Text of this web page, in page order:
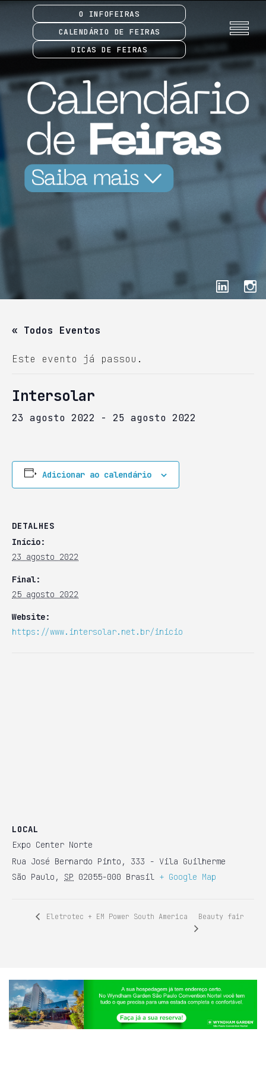
O INFOFEIRAS
CALENDÁRIO DE FEIRAS
DICAS DE FEIRAS
« Todos Eventos
Este evento já passou.
Intersolar
23 agosto 2022 - 25 agosto 2022
Adicionar ao calendário
DETALHES
Início:
23 agosto 2022
Final:
25 agosto 2022
Website:
https://www.intersolar.net.br/inicio
LOCAL
Expo Center Norte
Rua José Bernardo Pinto, 333 - Vila Guilherme
São Paulo , SP 02055-000 Brasil + Google Map
Eletrotec + EM Power South America Beauty fair